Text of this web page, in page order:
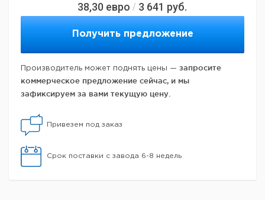
38,30 евро / 3 641 руб.
Получить предложение
Производитель может поднять цены — запросите
коммерческое предложение сейчас, и мы
зафиксируем за вами текущую цену.
Привезем под заказ
Срок поставки с завода 6-8 недель